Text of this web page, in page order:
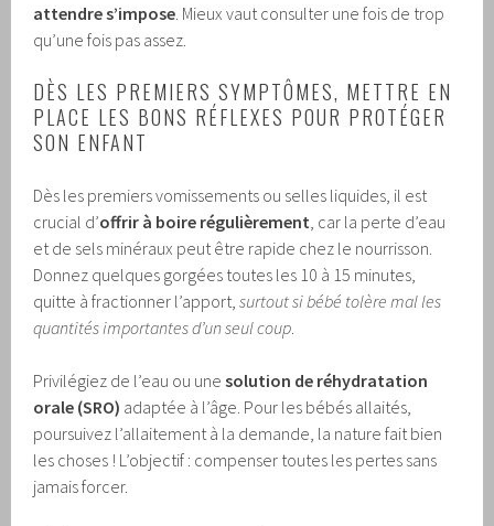
attendre s’impose . Mieux vaut consulter une fois de trop
qu’une fois pas assez.
DÈS LES PREMIERS SYMPTÔMES, METTRE EN
PLACE LES BONS RÉFLEXES POUR PROTÉGER
SON ENFANT
Dès les premiers vomissements ou selles liquides, il est
crucial d’offrir à boire régulièrement , car la perte d’eau
et de sels minéraux peut être rapide chez le nourrisson.
Donnez quelques gorgées toutes les 10 à 15 minutes,
quitte à fractionner l’apport,surtout si bébé tolère mal les
quantités importantes d’un seul coup
Privilégiez de l’eau ou unesolution de réhydratation
orale (SRO) adaptée à l’âge. Pour les bébés allaités,
poursuivez l’allaitement à la demande, la nature fait bien
les choses ! L’objectif : compenser toutes les pertes sans
jamais forcer.